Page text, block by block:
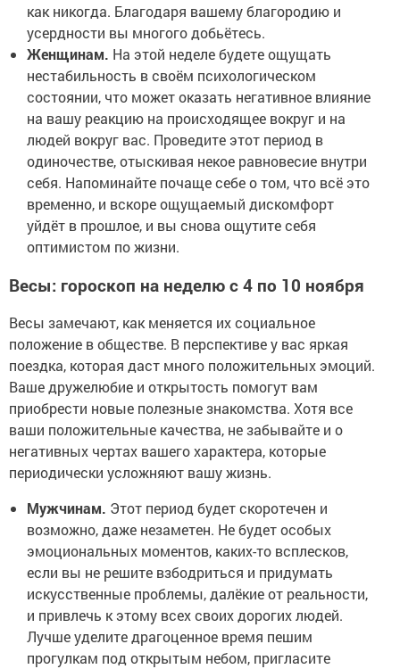
как никогда. Благодаря вашему благородию и
усердности вы многого добьётесь.
Женщинам. На этой неделе будете ощущать
нестабильность в своём психологическом
состоянии, что может оказать негативное влияние
на вашу реакцию на происходящее вокруг и на
людей вокруг вас. Проведите этот период в
одиночестве, отыскивая некое равновесие внутри
себя. Напоминайте почаще себе о том, что всё это
временно, и вскоре ощущаемый дискомфорт
уйдёт в прошлое, и вы снова ощутите себя
оптимистом по жизни.
Весы: гороскоп на неделю с 4 по 10 ноября
Весы замечают, как меняется их социальное
положение в обществе. В перспективе у вас яркая
поездка, которая даст много положительных эмоций.
Ваше дружелюбие и открытость помогут вам
приобрести новые полезные знакомства. Хотя все
ваши положительные качества, не забывайте и о
негативных чертах вашего характера, которые
периодически усложняют вашу жизнь.
Мужчинам. Этот период будет скоротечен и
возможно, даже незаметен. Не будет особых
эмоциональных моментов, каких-то всплесков,
если вы не решите взбодриться и придумать
искусственные проблемы, далёкие от реальности,
и привлечь к этому всех своих дорогих людей.
Лучше уделите драгоценное время пешим
прогулкам под открытым небом, пригласите